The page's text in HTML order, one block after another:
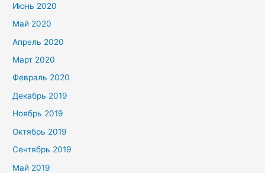
Июнь 2020
Май 2020
Апрель 2020
Март 2020
Февраль 2020
Декабрь 2019
Ноябрь 2019
Октябрь 2019
Сентябрь 2019
Май 2019